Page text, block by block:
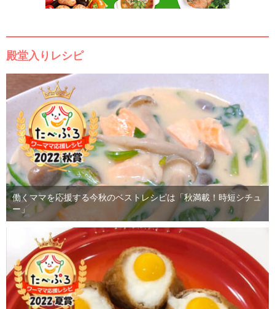
殿堂入りレシピ
働くママを応援する今秋のベストレシピは「秋満載！時短シチュ
ー」